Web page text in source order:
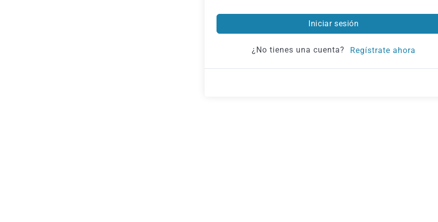
Iniciar sesión
¿No tienes una cuenta? Regístrate ahora